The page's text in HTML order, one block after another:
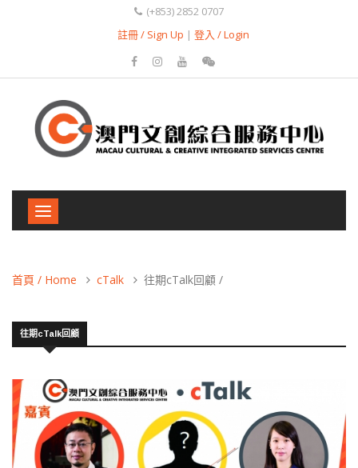
(+853) 2852 0707
註冊 / Sign Up | 登入 / Login
Toggle
navigation
首頁 / Home cTalk 往期cTalk回顧 /
往期cTalk回顧